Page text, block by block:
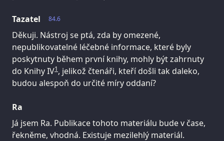
84.6
Tazatel
Děkuji. Nástroj se ptá, zda by omezené,
nepublikovatelné léčebné informace, které byly
poskytnuty během první knihy, mohly být zahrnuty
do Knihy IV1, jelikož čtenáři, kteří došli tak daleko,
budou alespoň do určité míry oddaní?
Ra
Já jsem Ra. Publikace tohoto materiálu bude v čase,
řekněme, vhodná. Existuje mezilehlý materiál.